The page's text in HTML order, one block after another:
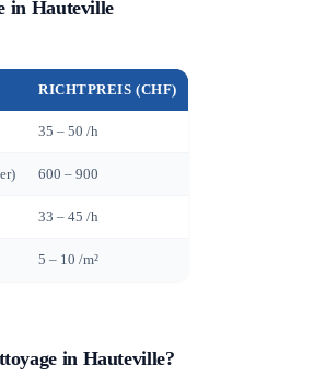
in Hauteville
RICHTPREIS (CHF)
35 – 50 /h
600 – 900
33 – 45 /h
5 – 10 /m²
in Hauteville?